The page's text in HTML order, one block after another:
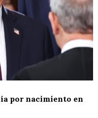
por nacimiento en